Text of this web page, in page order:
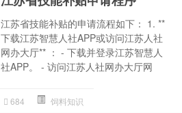
江苏省技能补贴的申请流程如下： 1. **
下载江苏智慧人社APP或访问江苏人社
网办大厅** ： - 下载并登录江苏智慧人
社APP。 - 访问江苏人社网办大厅网
684 饲料知识